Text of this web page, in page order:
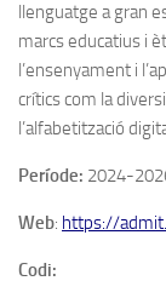
llenguatge a gran
marcs educatius i
l’ensenyament i
crítics com la
l’alfabetització
Període: 2024-
Web: https://
Codi: